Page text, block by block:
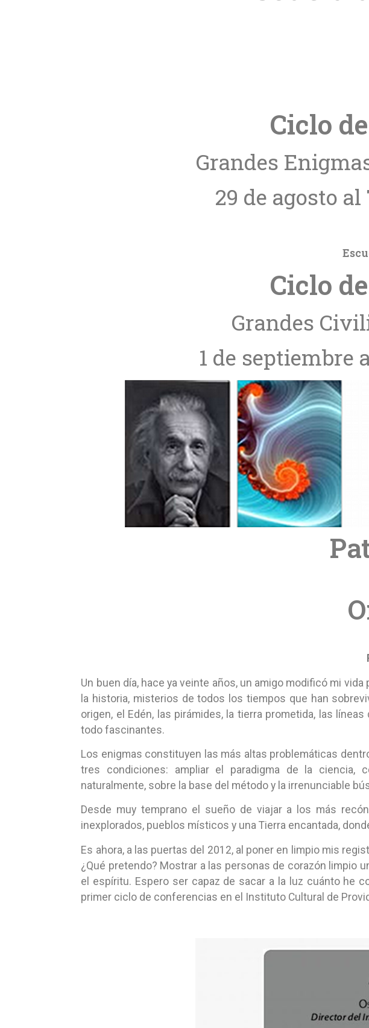
Ciclo
Grandes
29 de agosto
Ciclo
Grandes
1 de septiembre
Un buen día, hace ya veinte años, un amigo modificó mi
la historia, misterios de todos los tiempos que han
origen, el Edén, las pirámides, la tierra prometida, las
todo fascinantes.
Los enigmas constituyen las más altas problemáticas
tres condiciones: ampliar el paradigma de la ciencia,
naturalmente, sobre la base del método y la irrenunciable
Desde muy temprano el sueño de viajar a los más
inexplorados, pueblos místicos y una Tierra encantada,
Es ahora, a las puertas del 2012, al poner en limpio mis
¿Qué pretendo? Mostrar a las personas de corazón limpio
el espíritu. Espero ser capaz de sacar a la luz cuánto he
primer ciclo de conferencias en el Instituto Cultural de